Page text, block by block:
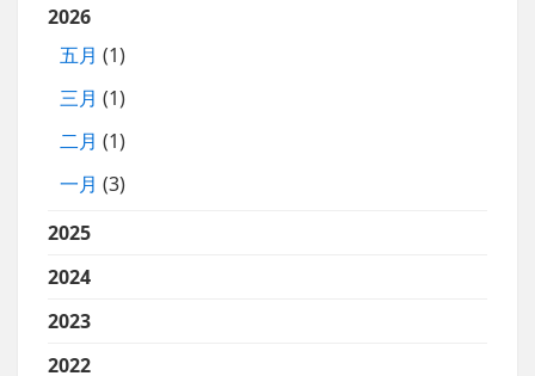
2026
五月 (1)
三月 (1)
二月 (1)
一月 (3)
2025
2024
2023
2022